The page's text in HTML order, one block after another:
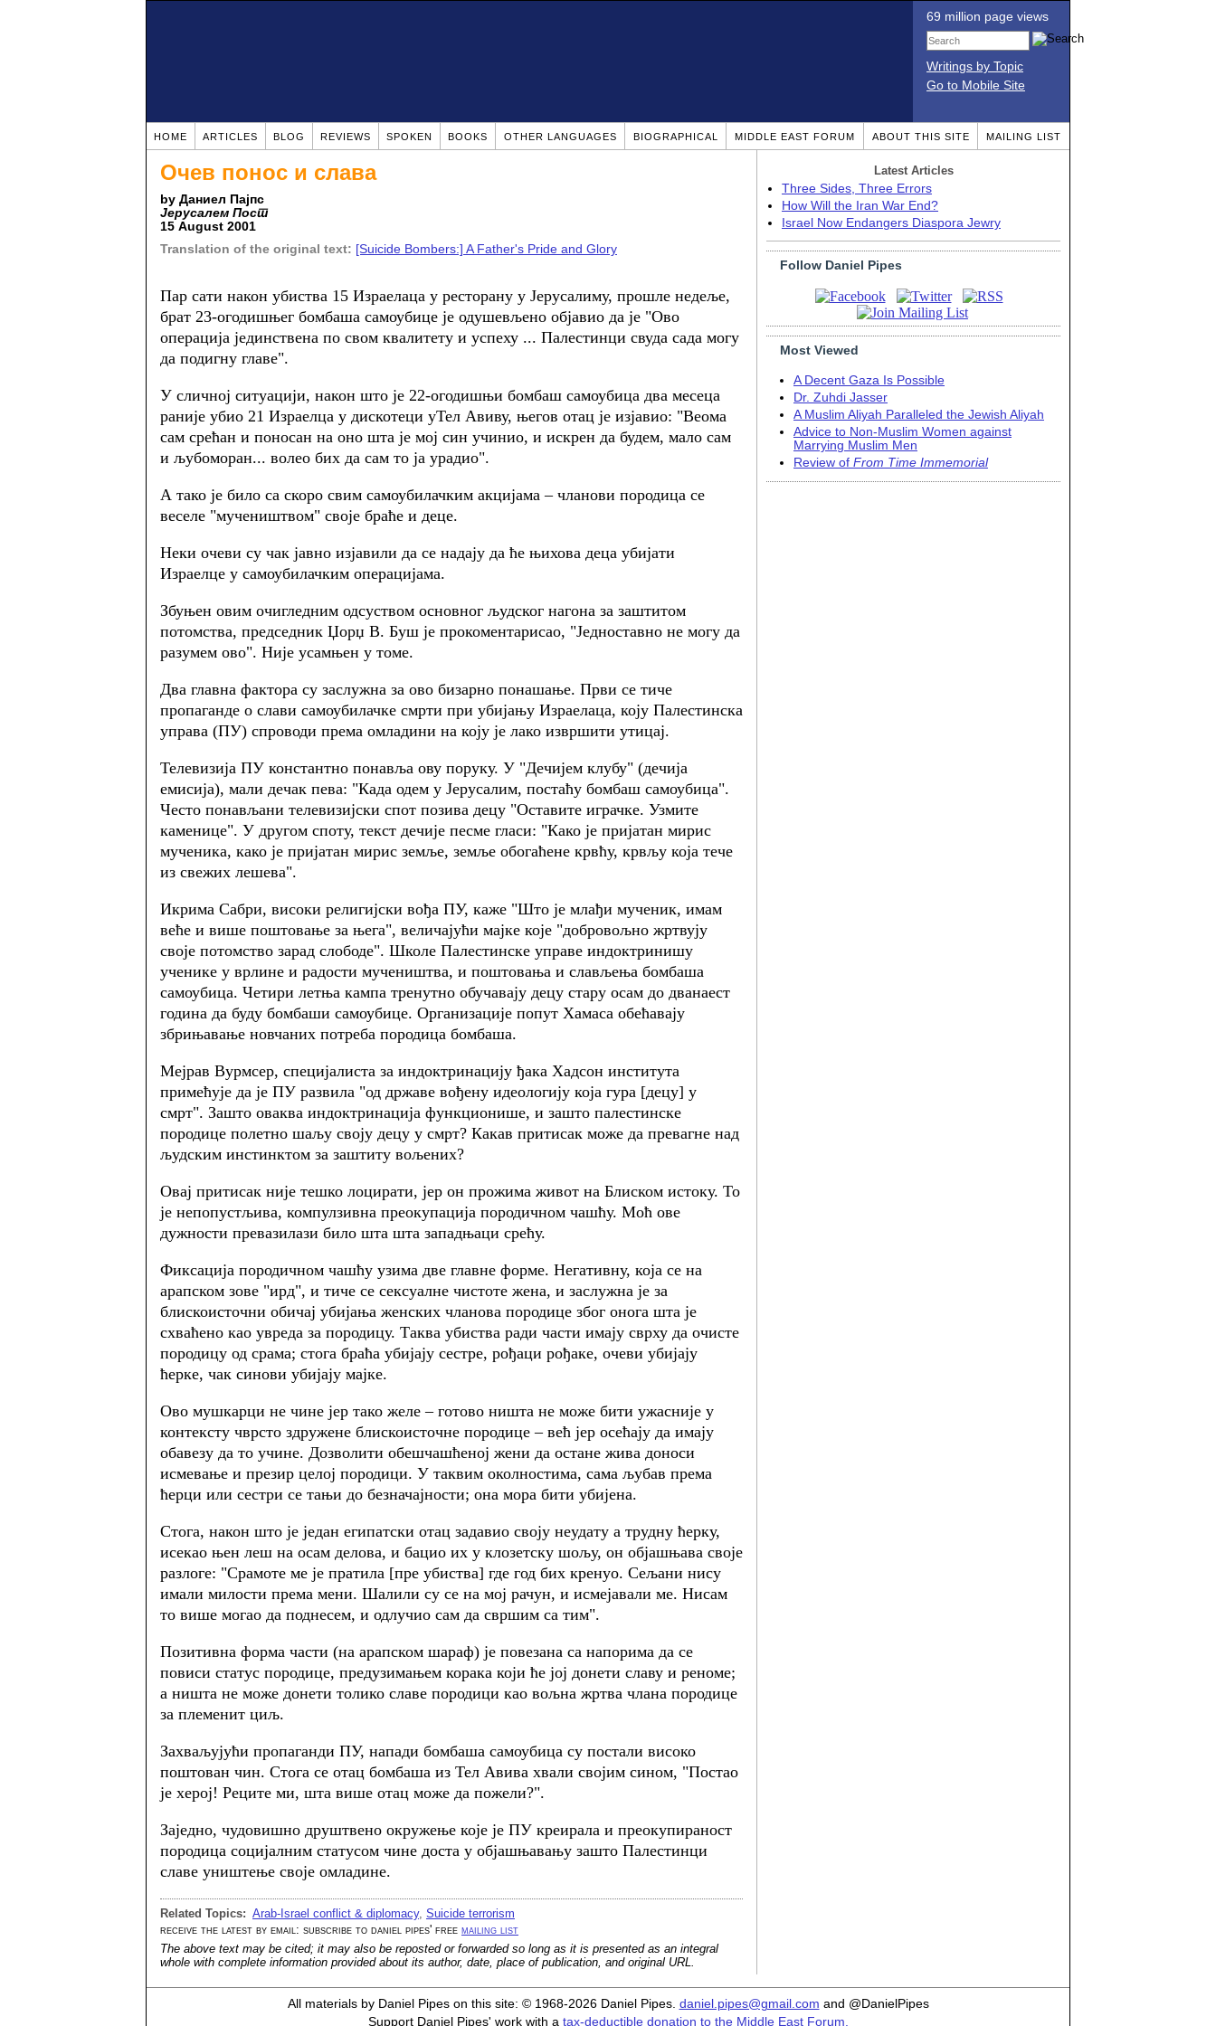
69 million page views
Writings by Topic
Go to Mobile Site
HOME ARTICLES BLOG REVIEWS SPOKEN BOOKS OTHER LANGUAGES BIOGRAPHICAL MIDDLE EAST FORUM ABOUT THIS SITE MAILING LIST
Очев понос и слава
by Даниел Пајпс
Јерусалем Пост
15 August 2001
Translation of the original text: [Suicide Bombers:] A Father's Pride and Glory
Пар сати након убиства 15 Израелаца у ресторану у Јерусалиму, прошле недеље,
брат 23-огодишњег бомбаша самоубице је одушевљено објавио да је "Ово
операција јединствена по свом квалитету и успеху ... Палестинци свуда сада могу
да подигну главе".
У сличној ситуацији, након што је 22-огодишњи бомбаш самоубица два месеца
раније убио 21 Израелца у дискотеци уТел Авиву, његов отац је изјавио: "Веома
сам срећан и поносан на оно шта је мој син учинио, и искрен да будем, мало сам
и љубоморан... волео бих да сам то ја урадио".
А тако је било са скоро свим самоубилачким акцијама – чланови породица се
веселе "мучеништвом" своје браће и деце.
Неки очеви су чак јавно изјавили да се надају да ће њихова деца убијати
Израелце у самоубилачким операцијама.
Збуњен овим очигледним одсуством основног људског нагона за заштитом
потомства, председник Џорџ В. Буш је прокоментарисао, "Једноставно не могу да
разумем ово". Није усамњен у томе.
Два главна фактора су заслужна за ово бизарно понашање. Први се тиче
пропаганде о слави самоубилачке смрти при убијању Израелаца, коју Палестинска
управа (ПУ) спроводи према омладини на коју је лако извршити утицај.
Телевизија ПУ константно понавља ову поруку. У "Дечијем клубу" (дечија
емисија), мали дечак пева: "Када одем у Јерусалим, постаћу бомбаш самоубица".
Често понављани телевизијски спот позива децу "Оставите играчке. Узмите
каменице". У другом споту, текст дечије песме гласи: "Како је пријатан мирис
мученика, како је пријатан мирис земље, земље обогаћене крвћу, крвљу која тече
из свежих лешева".
Икрима Сабри, високи религијски вођа ПУ, каже "Што је млађи мученик, имам
веће и више поштовање за њега", величајући мајке које "добровољно жртвују
своје потомство зарад слободе". Школе Палестинске управе индоктринишу
ученике у врлине и радости мучеништва, и поштовања и слављења бомбаша
самоубица. Четири летња кампа тренутно обучавају децу стару осам до дванаест
година да буду бомбаши самоубице. Организације попут Хамаса обећавају
збрињавање новчаних потреба породица бомбаша.
Мејрав Вурмсер, специјалиста за индоктринацију ђака Хадсон института
примећује да је ПУ развила "од државе вођену идеологију која гура [децу] у
смрт". Зашто оваква индоктринација функционише, и зашто палестинске
породице полетно шаљу своју децу у смрт? Какав притисак може да превагне над
људским инстинктом за заштиту вољених?
Овај притисак није тешко лоцирати, јер он прожима живот на Блиском истоку. То
је непопустљива, компулзивна преокупација породичном чашћу. Моћ ове
дужности превазилази било шта шта западњаци срећу.
Фиксација породичном чашћу узима две главне форме. Негативну, која се на
арапском зове "ирд", и тиче се сексуалне чистоте жена, и заслужна је за
блискоисточни обичај убијања женских чланова породице због онога шта је
схваћено као увреда за породицу. Таква убиства ради части имају сврху да очисте
породицу од срама; стога браћа убијају сестре, рођаци рођаке, очеви убијају
ћерке, чак синови убијају мајке.
Ово мушкарци не чине јер тако желе – готово ништа не може бити ужасније у
контексту чврсто здружене блискоисточне породице – већ јер осећају да имају
обавезу да то учине. Дозволити обешчашћеној жени да остане жива доноси
исмевање и презир целој породици. У таквим околностима, сама љубав према
ћерци или сестри се тањи до безначајности; она мора бити убијена.
Стога, након што је један египатски отац задавио своју неудату а трудну ћерку,
исекао њен леш на осам делова, и бацио их у клозетску шољу, он објашњава своје
разлоге: "Срамоте ме је пратила [пре убиства] где год бих кренуо. Сељани нису
имали милости према мени. Шалили су се на мој рачун, и исмејавали ме. Нисам
то више могао да поднесем, и одлучио сам да свршим са тим".
Позитивна форма части (на арапском шараф) је повезана са напорима да се
повиси статус породице, предузимањем корака који ће јој донети славу и реноме;
а ништа не може донети толико славе породици као вољна жртва члана породице
за племенит циљ.
Захваљујући пропаганди ПУ, напади бомбаша самоубица су постали високо
поштован чин. Стога се отац бомбаша из Тел Авива хвали својим сином, "Постао
је херој! Реците ми, шта више отац може да пожели?".
Заједно, чудовишно друштвено окружење које је ПУ креирала и преокупираност
породица социјалним статусом чине доста у објашњавању зашто Палестинци
славе уништење своје омладине.
Related Topics: Arab-Israel conflict & diplomacy, Suicide terrorism
receive the latest by email: subscribe to daniel pipes' free mailing list
The above text may be cited; it may also be reposted or forwarded so long as it is presented as an integral
whole with complete information provided about its author, date, place of publication, and original URL.
Latest Articles
Three Sides, Three Errors
How Will the Iran War End?
Israel Now Endangers Diaspora Jewry
Follow Daniel Pipes
Most Viewed
A Decent Gaza Is Possible
Dr. Zuhdi Jasser
A Muslim Aliyah Paralleled the Jewish Aliyah
Advice to Non-Muslim Women against
Marrying Muslim Men
Review of From Time Immemorial
All materials by Daniel Pipes on this site: © 1968-2026 Daniel Pipes. daniel.pipes@gmail.com and @DanielPipes
Support Daniel Pipes' work with a tax-deductible donation to the Middle East Forum.